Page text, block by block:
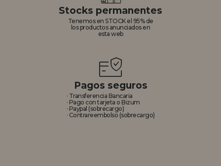
Stocks permanentes
Tenemos en STOCK el 95% de
los productos anunciados en
esta web
Pagos seguros
· Transferencia Bancaria
· Pago con tarjeta o Bizum
· Paypal (sobrecargo)
· Contrareembolso (sobrecargo)